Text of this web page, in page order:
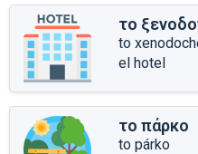
το
to
el hotel
το πάρκο
to párko